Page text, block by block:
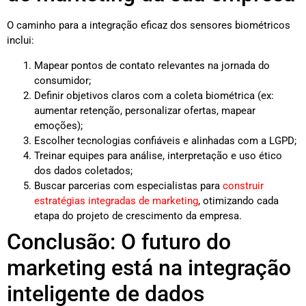
O caminho para a integração eficaz dos sensores biométricos
inclui:
Mapear pontos de contato relevantes na jornada do
consumidor;
Definir objetivos claros com a coleta biométrica (ex:
aumentar retenção, personalizar ofertas, mapear
emoções);
Escolher tecnologias confiáveis e alinhadas com a LGPD;
Treinar equipes para análise, interpretação e uso ético
dos dados coletados;
Buscar parcerias com especialistas para construir
estratégias integradas de marketing, otimizando cada
etapa do projeto de crescimento da empresa.
Conclusão: O futuro do
marketing está na integração
inteligente de dados